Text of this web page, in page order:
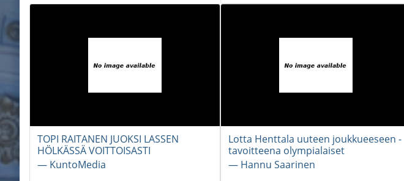
TOPI RAITANEN JUOKSI LASSEN
HÖLKÄSSÄ VOITTOISASTI
― KuntoMedia
Lotta Henttala uuteen joukkueeseen -
tavoitteena olympialaiset
― Hannu Saarinen